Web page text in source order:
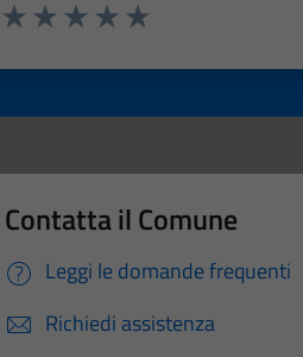
Contatta il Comune
Leggi le domande frequenti
Richiedi assistenza